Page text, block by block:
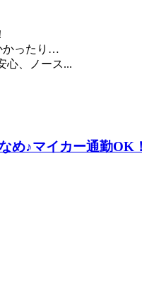
かったり…
心、ノース...
め♪マイカー通勤